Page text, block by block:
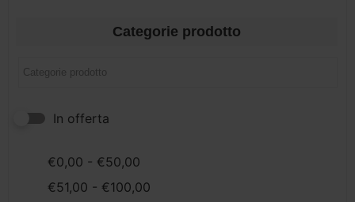
Categorie prodotto
In offerta
€0,00 - €50,00
€51,00 - €100,00